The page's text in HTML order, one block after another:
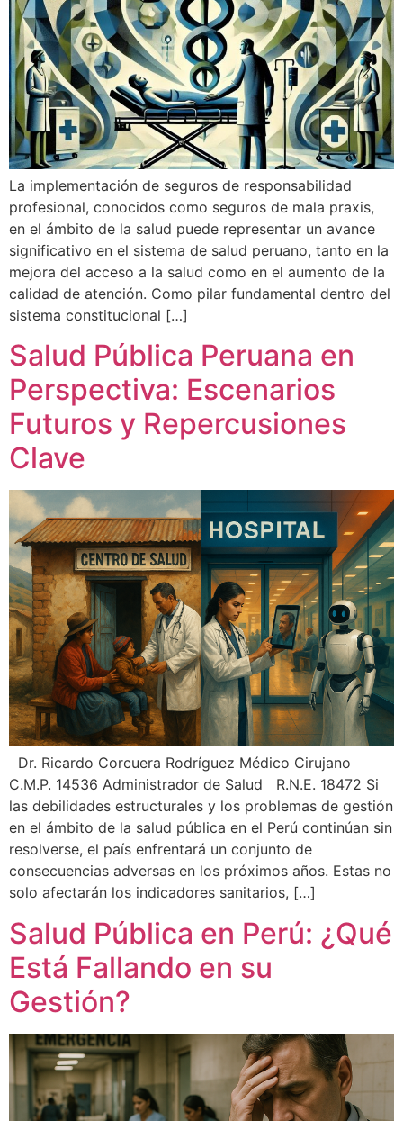
La implementación de seguros de responsabilidad
profesional, conocidos como seguros de mala praxis,
en el ámbito de la salud puede representar un avance
significativo en el sistema de salud peruano, tanto en la
mejora del acceso a la salud como en el aumento de la
calidad de atención. Como pilar fundamental dentro del
sistema constitucional […]
Salud Pública Peruana en
Perspectiva: Escenarios
Futuros y Repercusiones
Clave
Dr. Ricardo Corcuera Rodríguez Médico Cirujano
C.M.P. 14536 Administrador de Salud R.N.E. 18472 Si
las debilidades estructurales y los problemas de gestión
en el ámbito de la salud pública en el Perú continúan sin
resolverse, el país enfrentará un conjunto de
consecuencias adversas en los próximos años. Estas no
solo afectarán los indicadores sanitarios, […]
Salud Pública en Perú: ¿Qué
Está Fallando en su
Gestión?